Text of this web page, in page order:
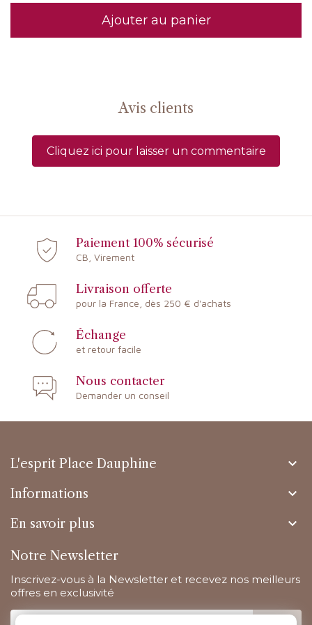
Ajouter au panier
Avis clients
Cliquez ici pour laisser un commentaire
Paiement 100% sécurisé
CB, Virement
Livraison offerte
pour la France, dès 250 € d'achats
Échange
et retour facile
Nous contacter
Demander un conseil
L'esprit Place Dauphine 
Informations 
En savoir plus 
Notre Newsletter
Inscrivez-vous à la Newsletter et recevez nos meilleurs
offres en exclusivité